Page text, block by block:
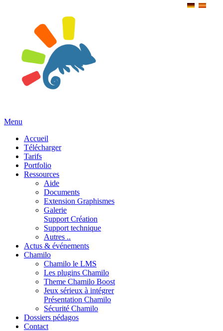
Menu
Accueil
Télécharger
Tarifs
Portfolio
Ressources
Aide
Documents
Extension Graphismes
Galerie
Support Création
Support technique
Autres ..
Actus & événements
Chamilo
Chamilo le LMS
Les plugins Chamilo
Theme Chamilo Boost
Jeux sérieux à intégrer
Présentation Chamilo
Sécurité Chamilo
Dossiers pédagos
Contact